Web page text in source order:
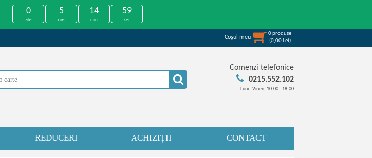
0
zile
5
ore
14
min
59
sec
Coşul meu
0produse
(0,00 Lei)
Comenzi telefonice
0215.552.102
Luni - Vineri, 10:00 - 18:00
REDUCERI ACHIZIȚII CONTACT